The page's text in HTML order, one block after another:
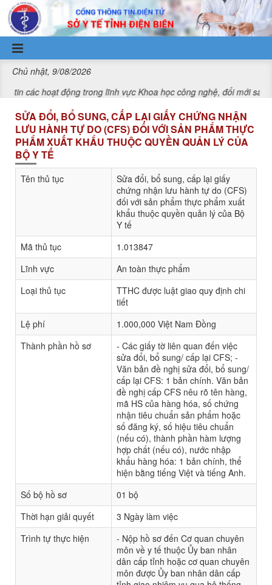
Truy cập nội dung luôn
Chủ nhật, 9/08/2026
động trong lĩnh vực Khoa học công nghệ, đổi mới sáng tạo và
SỬA ĐỔI, BỔ SUNG, CẤP LẠI GIẤY CHỨNG NHẬN
LƯU HÀNH TỰ DO (CFS) ĐỐI VỚI SẢN PHẨM THỰC
PHẨM XUẤT KHẨU THUỘC QUYỀN QUẢN LÝ CỦA
BỘ Y TẾ
Tên thủ tục
Sửa đổi, bổ sung, cấp lại giấy
chứng nhận lưu hành tự do (CFS)
đối với sản phẩm thực phẩm xuất
khẩu thuộc quyền quản lý của Bộ
Y tế
Mã thủ tục
1.013847
Lĩnh vực
An toàn thực phẩm
Loại thủ tục
TTHC được luật giao quy định chi
tiết
Lệ phí
1.000,000 Việt Nam Đồng
Thành phần hồ sơ
- Các giấy tờ liên quan đến việc
sửa đổi, bổ sung/ cấp lại CFS; -
Văn bản đề nghị sửa đổi, bổ sung/
cấp lại CFS: 1 bản chính. Văn bản
đề nghị cấp CFS nêu rõ tên hàng,
mã HS của hàng hóa, số chứng
nhận tiêu chuẩn sản phẩm hoặc
số đăng ký, số hiệu tiêu chuẩn
(nếu có), thành phần hàm lượng
hợp chất (nếu có), nước nhập
khẩu hàng hóa: 1 bản chính, thể
hiện bằng tiếng Việt và tiếng Anh.
Số bộ hồ sơ
01 bộ
Thời hạn giải quyết
3 Ngày làm việc
Trình tự thực hiện
- Nộp hồ sơ đến Cơ quan chuyên
môn về y tế thuộc Ủy ban nhân
dân cấp tỉnh hoặc cơ quan chuyên
môn được Ủy ban nhân dân cấp